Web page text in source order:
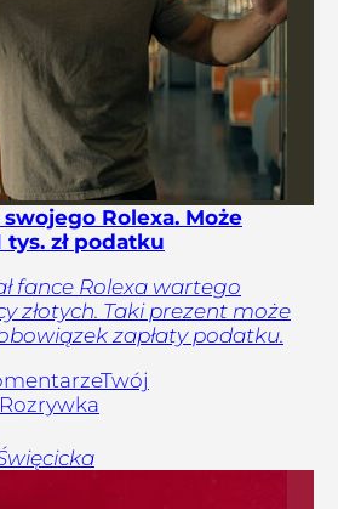
Rolexa. Może
tys. zł podatku
fance Rolexa wartego
złotych. Taki prezent może
zapłaty podatku.
Twój
Rozrywka